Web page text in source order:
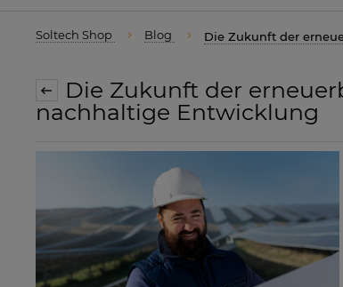
Soltech Shop Blog Die Zukunft der
Die Zukunft der
nachhaltige Entwicklung